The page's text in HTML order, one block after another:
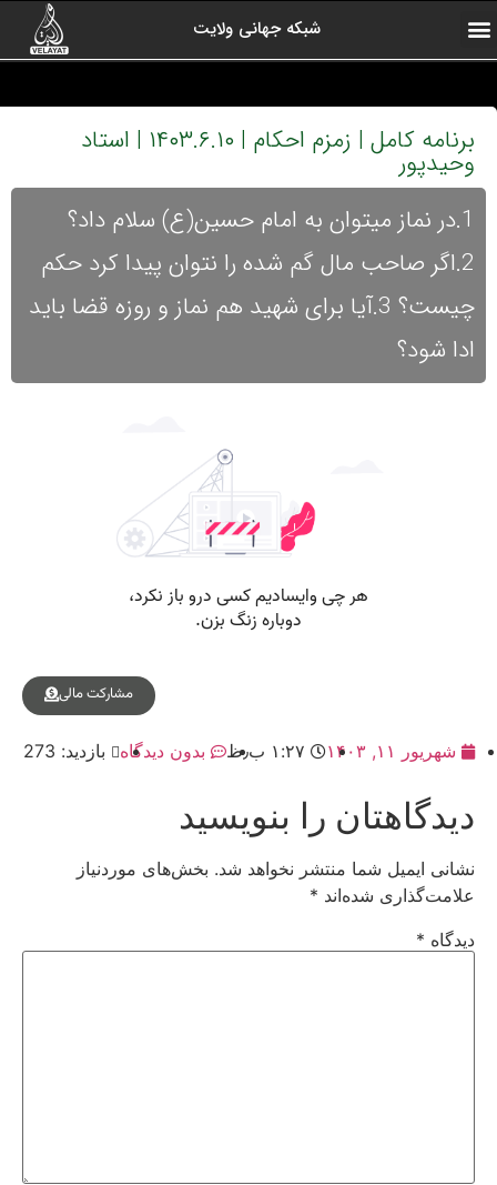
شبکه جهانی ولایت
برنامه کامل | زمزم احکام | ۱۴۰۳.۶.۱۰ | استاد
وحیدپور
1.در نماز میتوان به امام حسین(ع) سلام داد؟
2.اگر صاحب مال گم شده را نتوان پیدا کرد حکم
چیست؟ 3.آیا برای شهید هم نماز و روزه قضا باید
ادا شود؟
مشارکت مالی
شهریور ۱۱, ۱۴۰۳ ۱:۲۷ ب٫ظ بدون دیدگاه بازدید: 273
دیدگاهتان را بنویسید
نشانی ایمیل شما منتشر نخواهد شد. بخش‌های موردنیاز
علامت‌گذاری شده‌اند *
دیدگاه *